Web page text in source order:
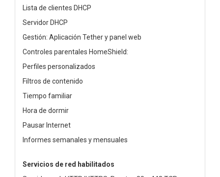
Lista de clientes DHCP
Servidor DHCP
Gestión: Aplicación Tether y panel web
Controles parentales HomeShield:
Perfiles personalizados
Filtros de contenido
Tiempo familiar
Hora de dormir
Pausar Internet
Informes semanales y mensuales
Servicios de red habilitados